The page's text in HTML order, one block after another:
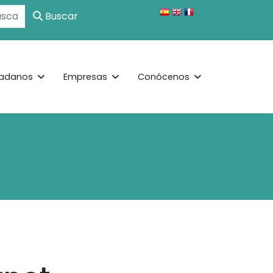
Buscar
Empresas Conócenos